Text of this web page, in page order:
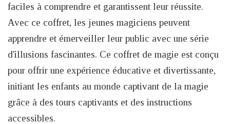
faciles à comprendre et garantissent leur réussite.
Avec ce coffret, les jeunes magiciens peuvent
apprendre et émerveiller leur public avec une série
d'illusions fascinantes. Ce coffret de magie est conçu
pour offrir une expérience éducative et divertissante,
initiant les enfants au monde captivant de la magie
grâce à des tours captivants et des instructions
accessibles.